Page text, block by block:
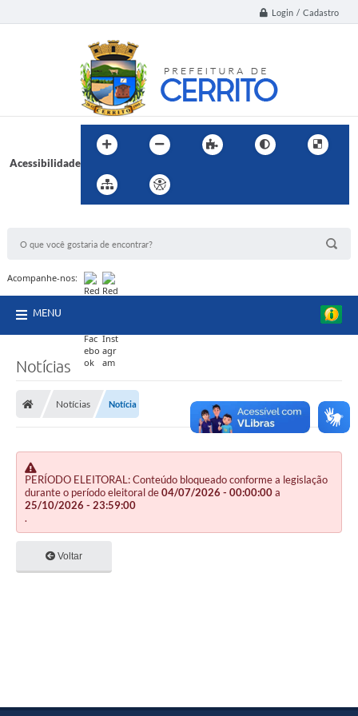
Login / Cadastro
Acessibilidade
Acompanhe-nos:
MENU
Notícias
Notícias Notícia
PERÍODO ELEITORAL: Conteúdo bloqueado conforme a legislação
durante o período eleitoral de04/07/2026 - 00:00:00a
25/10/2026 - 23:59:00
.
Voltar